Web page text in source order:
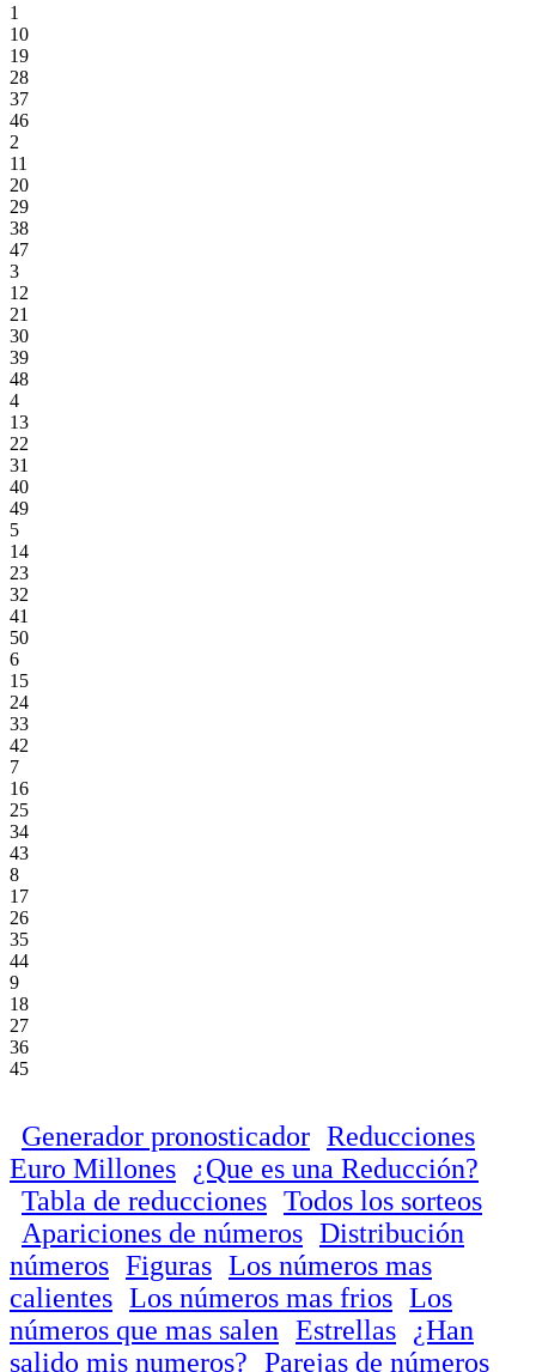
1
10
19
28
37
46
2
11
20
29
38
47
3
12
21
30
39
48
4
13
22
31
40
49
5
14
23
32
41
50
6
15
24
33
42
7
16
25
34
43
8
17
26
35
44
9
18
27
36
45
Generador pronosticador Reducciones
Euro Millones
¿Que es una Reducción?
Tabla de reducciones Todos los sorteos
Apariciones de números Distribución
números Figuras Los números mas
calientes Los números mas frios Los
números que mas salen Estrellas
¿Han
salido mis numeros? Parejas de números